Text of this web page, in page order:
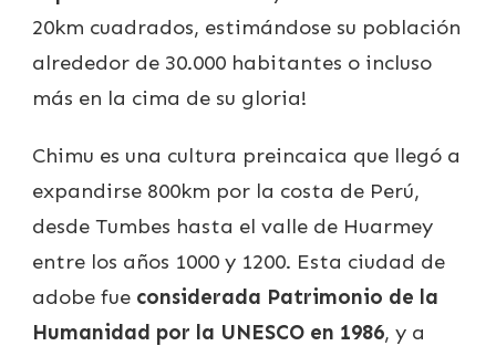
20km cuadrados, estimándose su población
alrededor de 30.000 habitantes o incluso
más en la cima de su gloria!
Chimu es una cultura preincaica que llegó a
expandirse 800km por la costa de Perú,
desde Tumbes hasta el valle de Huarmey
entre los años 1000 y 1200. Esta ciudad de
adobe fue considerada Patrimonio de la
Humanidad por la UNESCO en 1986, y a